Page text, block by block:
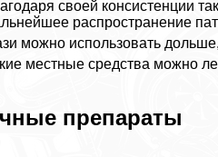
своей консистенции
распространение
можно использовать
местные средства можно
препараты